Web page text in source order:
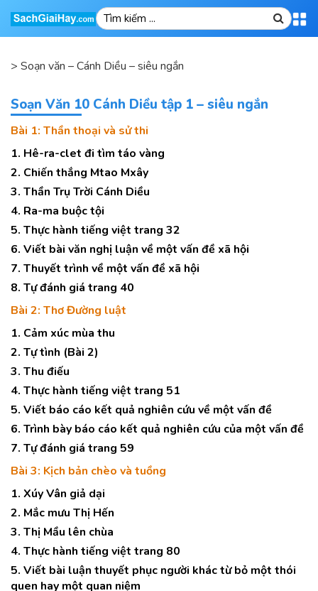
> Soạn văn – Cánh Diều – siêu ngắn
Soạn Văn 10 Cánh Diều tập 1 – siêu ngắn
Bài 1: Thần thoại và sử thi
1. Hê-ra-clet đi tìm táo vàng
2. Chiến thắng Mtao Mxây
3. Thần Trụ Trời Cánh Diều
4. Ra-ma buộc tội
5. Thực hành tiếng việt trang 32
6. Viết bài văn nghị luận về một vấn đề xã hội
7. Thuyết trình về một vấn đề xã hội
8. Tự đánh giá trang 40
Bài 2: Thơ Đường luật
1. Cảm xúc mùa thu
2. Tự tình (Bài 2)
3. Thu điếu
4. Thực hành tiếng việt trang 51
5. Viết báo cáo kết quả nghiên cứu về một vấn đề
6. Trình bày báo cáo kết quả nghiên cứu của một vấn đề
7. Tự đánh giá trang 59
Bài 3: Kịch bản chèo và tuồng
1. Xúy Vân giả dại
2. Mắc mưu Thị Hến
3. Thị Mầu lên chùa
4. Thực hành tiếng việt trang 80
5. Viết bài luận thuyết phục người khác từ bỏ một thói
quen hay một quan niệm